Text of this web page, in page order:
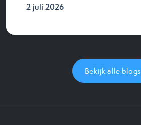
2 juli 2026
Bekijk alle blogs